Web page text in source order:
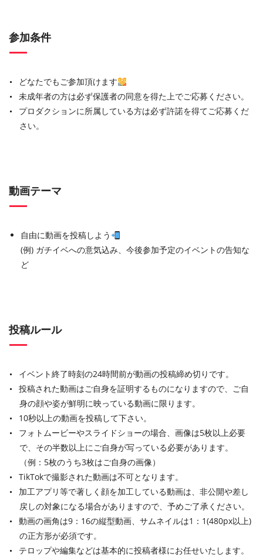
参加条件
どなたでもご参加頂けます
未成年者の方は必ず保護者の同意を得た上でご応募ください。
プロダクションに所属している方は必ず許諾を得てご応募くだ
さい。
動画テーマ
自由に動画を投稿しよう
(例) ガチイベへの意気込み、今後参加予定のイベントの告知な
ど
投稿ルール
イベント終了時刻の24時間前が動画の投稿締め切りです。
投稿された動画はご自身を証明するものになりますので、ご自
身の顔や姿が鮮明に映っている動画に限ります。
10秒以上の動画を投稿して下さい。
フォトムービーやスライドショーの場合、画像は5枚以上必要
で、その半数以上にご自身が写っている必要があります。
（例：5枚のうち3枚はご自身の画像）
TikTokで撮影された動画は不可となります。
加工アプリ等で著しく顔を加工している動画は、非公開や差し
戻しの対象になる場合がありますので、予めご了承ください。
動画の画角は9：16の縦型動画、サムネイルは1：1(480px以上)
の正方形が必須です。
テロップや編集などは基本的に投稿者様にお任せいたします。